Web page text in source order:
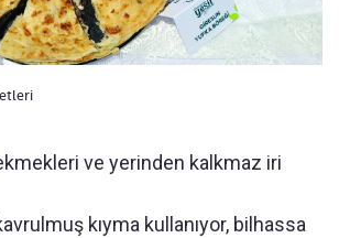
ekmekleri ve yerinden kalkmaz iri
kıyma kullanıyor, bilhassa